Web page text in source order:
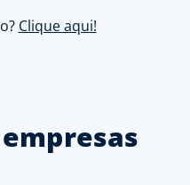
Clique aqui!